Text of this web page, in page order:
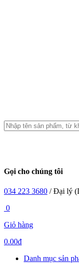
Gọi cho chúng tôi
034 223 3680 / Đại lý
0
Giỏ hàng
0.00đ
Danh mục sản